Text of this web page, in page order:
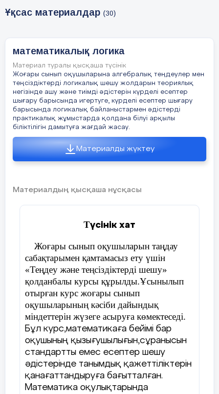
Ұқсас материалдар (30)
математикалық логика
Материал туралы қысқаша түсінік
Жоғары сынып оқушыларына алгебралық теңдеулер мен
теңсіздіктерді логикалық шешу жолдарын теориялық
негізінде ашу және тиімді әдістерін күрделі есептер
шығару барысында игертуге, күрделі есептер шығару
барысында логикалық байланыстармен әдістерді
практикалық жұмыстарда қолдана білуі арқылы
біліктілігін дамытуға жағдай жасау.
Материалды жүктеу
Материалдың қысқаша нұсқасы
Түсінік хат
Жоғары сынып оқушыларын таңдау
сабақтарымен қамтамасыз ету үшін
«Теңдеу және теңсіздіктерді шешу»
қолданбалы курсы құрылды.Ұсынылып
отырған курс жоғары сынып
оқушыларының кәсіби дайындық
міндеттерін жүзеге асыруға көмектеседі.
Бұл курс,математикаға бейімі бар
оқушының қызығушылығын,сұранысын
стандартты емес есептер шешу
әдістерінде танымдық қажеттіліктерін
қанағаттандыруға бағытталған.
Математика оқулықтарында